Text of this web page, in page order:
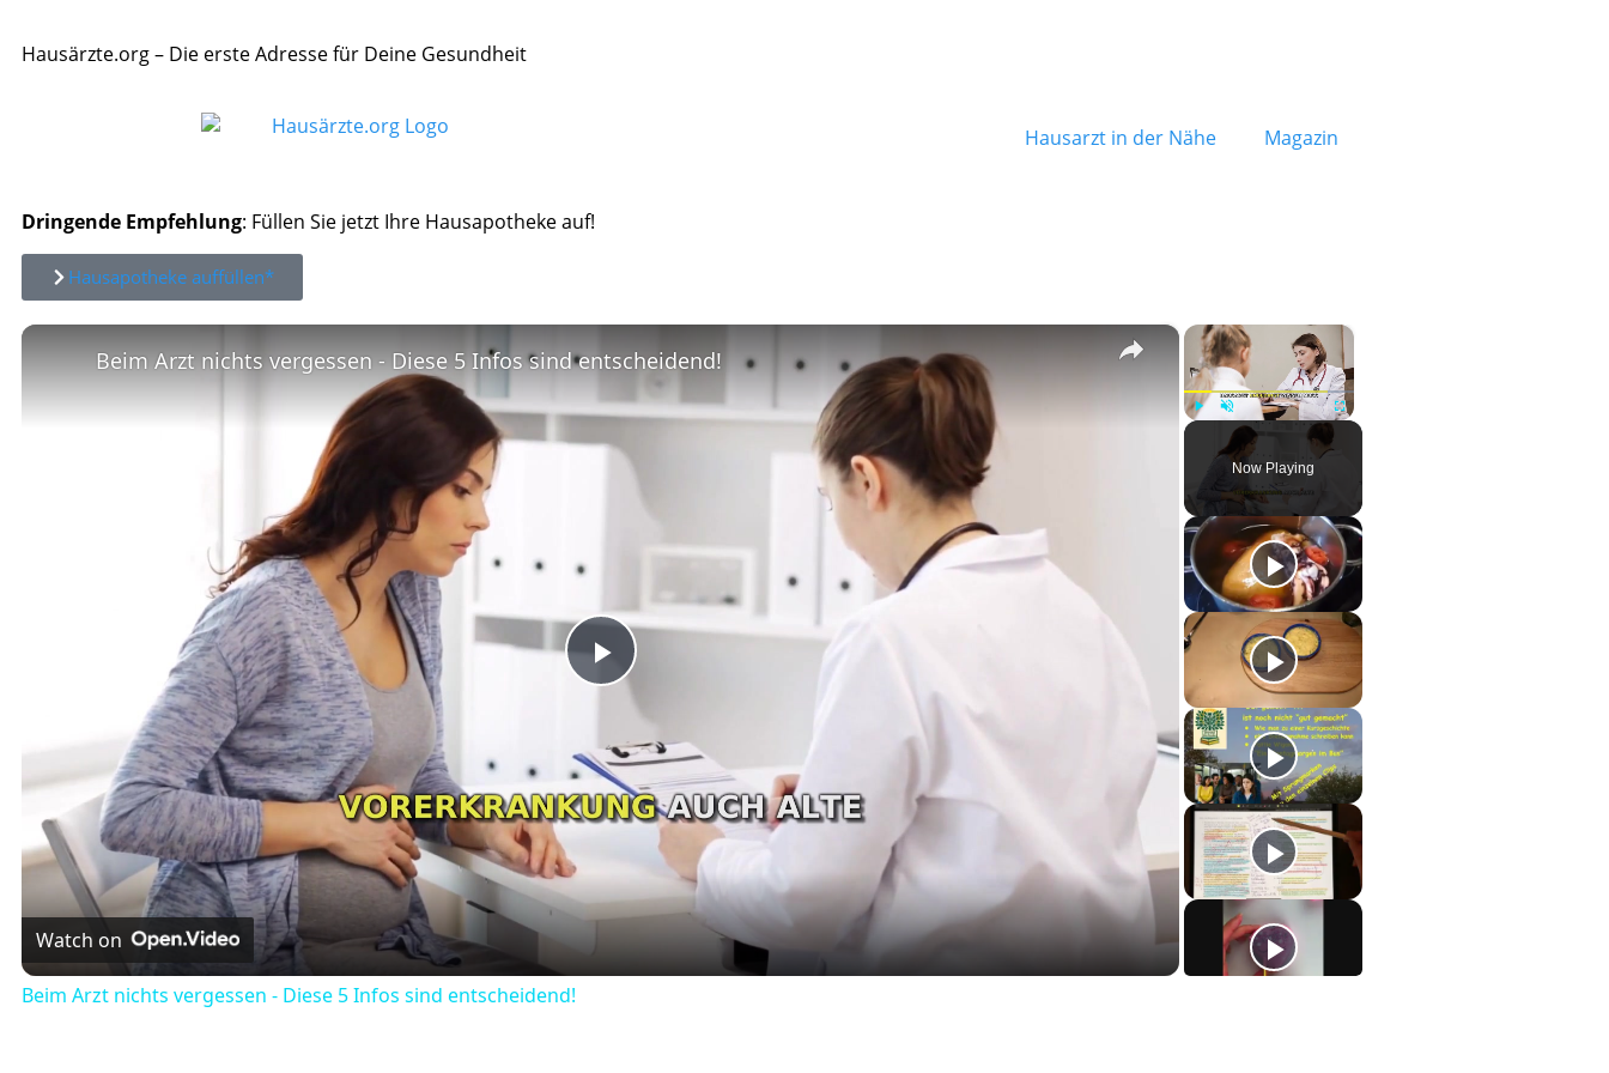
Hausärzte.org – Die erste Adresse für Deine Gesundheit
Hausarzt in der Nähe Magazin
Dringende Empfehlung: Füllen Sie jetzt Ihre Hausapotheke auf!
Hausapotheke auffüllen*
×
Unmute Fullscreen
Now Playing
×
Play
Video
Beim Arzt nichts vergessen - Diese 5 Infos sind entscheidend!
Watch on
Beim Arzt nichts vergessen - Diese 5 Infos sind entscheidend!